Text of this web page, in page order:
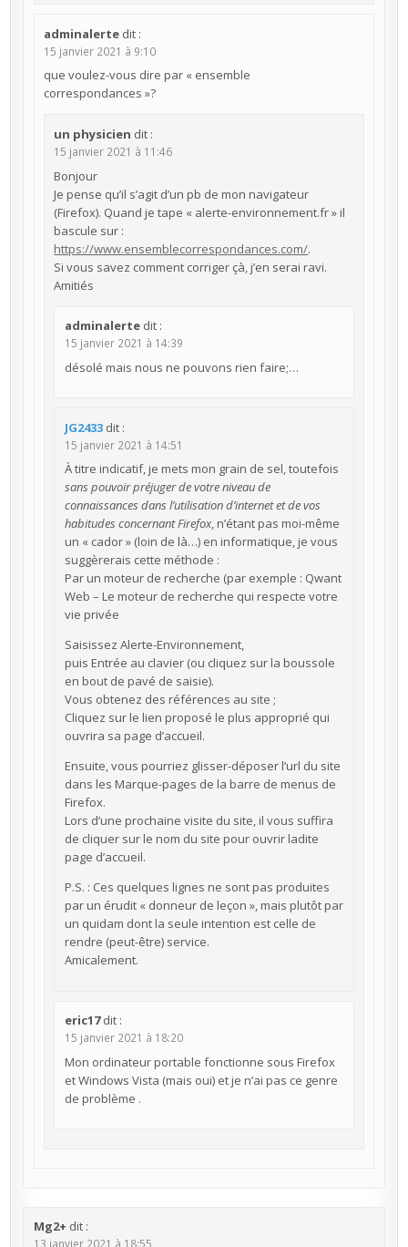
adminalerte dit :
15 janvier 2021 à 9:10
que voulez-vous dire par « ensemble
correspondances »?
un physicien dit :
15 janvier 2021 à 11:46
Bonjour
Je pense qu’il s’agit d’un pb de mon navigateur
(Firefox). Quand je tape « alerte-environnement.fr » il
bascule sur :
https://www.ensemblecorrespondances.com/.
Si vous savez comment corriger çà, j’en serai ravi.
Amitiés
adminalerte dit :
15 janvier 2021 à 14:39
désolé mais nous ne pouvons rien faire;…
JG2433 dit :
15 janvier 2021 à 14:51
À titre indicatif, je mets mon grain de sel, toutefois
sans pouvoir préjuger de votre niveau de
connaissances dans l’utilisation d’internet et de vos
habitudes concernant Firefox, n’étant pas moi-même
un « cador » (loin de là…) en informatique, je vous
suggèrerais cette méthode :
Par un moteur de recherche (par exemple : Qwant
Web – Le moteur de recherche qui respecte votre
vie privée
Saisissez Alerte-Environnement,
puis Entrée au clavier (ou cliquez sur la boussole
en bout de pavé de saisie).
Vous obtenez des références au site ;
Cliquez sur le lien proposé le plus approprié qui
ouvrira sa page d’accueil.
Ensuite, vous pourriez glisser-déposer l’url du site
dans les Marque-pages de la barre de menus de
Firefox.
Lors d’une prochaine visite du site, il vous suffira
de cliquer sur le nom du site pour ouvrir ladite
page d’accueil.
P.S. : Ces quelques lignes ne sont pas produites
par un érudit « donneur de leçon », mais plutôt par
un quidam dont la seule intention est celle de
rendre (peut-être) service.
Amicalement.
eric17 dit :
15 janvier 2021 à 18:20
Mon ordinateur portable fonctionne sous Firefox
et Windows Vista (mais oui) et je n’ai pas ce genre
de problème .
Mg2+ dit :
13 janvier 2021 à 18:55